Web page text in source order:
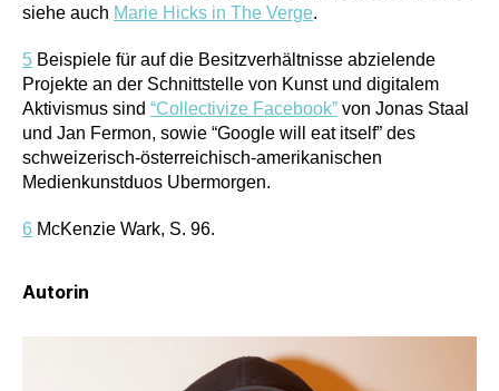
siehe auch Marie Hicks in The Verge.
5 Beispiele für auf die Besitzverhältnisse abzielende
Projekte an der Schnittstelle von Kunst und digitalem
Aktivismus sind “Collectivize Facebook” von Jonas Staal
und Jan Fermon, sowie “Google will eat itself” des
schweizerisch-österreichisch-amerikanischen
Medienkunstduos Ubermorgen.
6 McKenzie Wark, S. 96.
Autorin